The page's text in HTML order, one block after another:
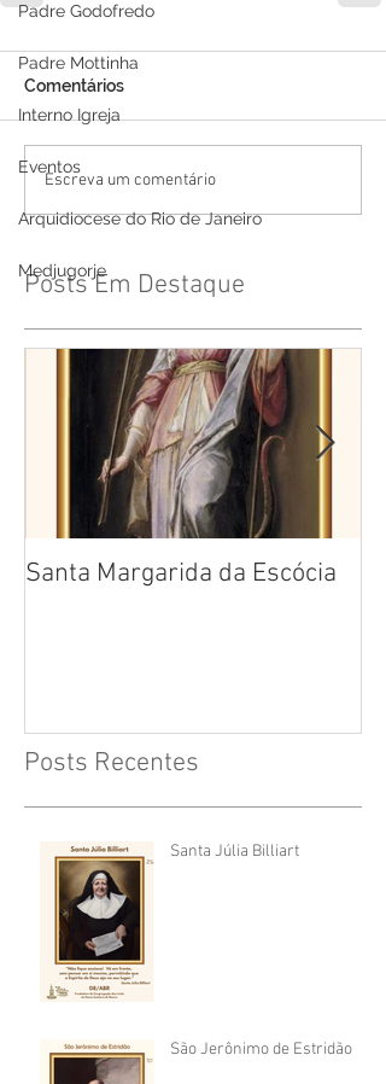
Padre Godofredo
Padre Mottinha
Interno Igreja
Eventos
Arquidiocese do Rio de Janeiro
Medjugorje
Comentários
Escreva um comentário
Posts Em Destaque
Santa Margarida da Escócia
Posts Recentes
Santa Júlia Billiart
São Jerônimo de Estridão